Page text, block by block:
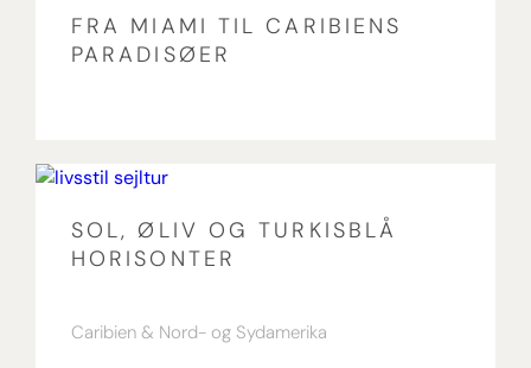
FRA MIAMI TIL CARIBIENS
PARADISØER
SOL, ØLIV OG TURKISBLÅ
HORISONTER
Caribien Nord- og Sydamerika